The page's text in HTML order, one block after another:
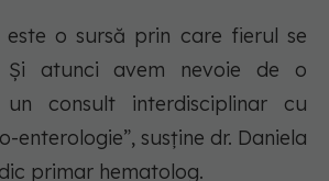
este o sursă prin care fierul se
Și atunci avem nevoie de o
consult interdisciplinar cu
enterologie”, susține dr. Daniela
primar hematolog.